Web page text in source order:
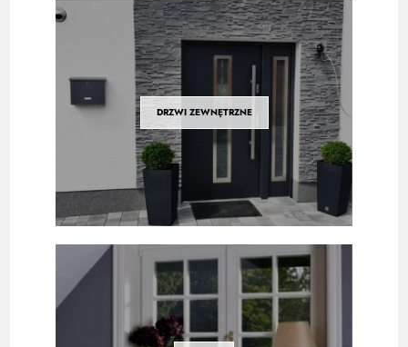
DRZWI ZEWNĘTRZNE